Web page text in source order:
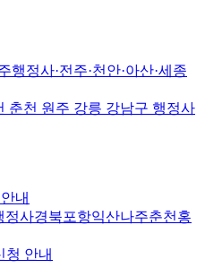
정사·전주·천안·아산·세종
춘천 원주 강릉 강남구 행정사
내
사경북포항익산나주춘천홍
청 안내